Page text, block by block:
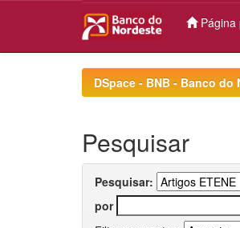
Página
DSpace - BNB - Banco
Pesquisar
Pesquisar:
por